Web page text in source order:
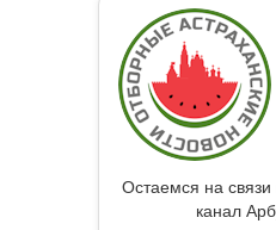
Остаемся на
канал